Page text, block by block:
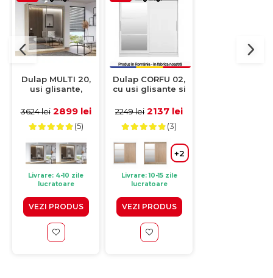
Dulap MULTI 20,
usi glisante,
bara de haine,
183x61x218 cm
3624 lei 2899 lei
(5)
Livrare: 4-10 zile
lucratoare
VEZI PRODUS
Dulap CORFU 02,
cu usi glisante si
200x60x200 cm
2249 lei 2137 lei
(3)
+2
Livrare: 10-15 zile
lucratoare
VEZI PRODUS